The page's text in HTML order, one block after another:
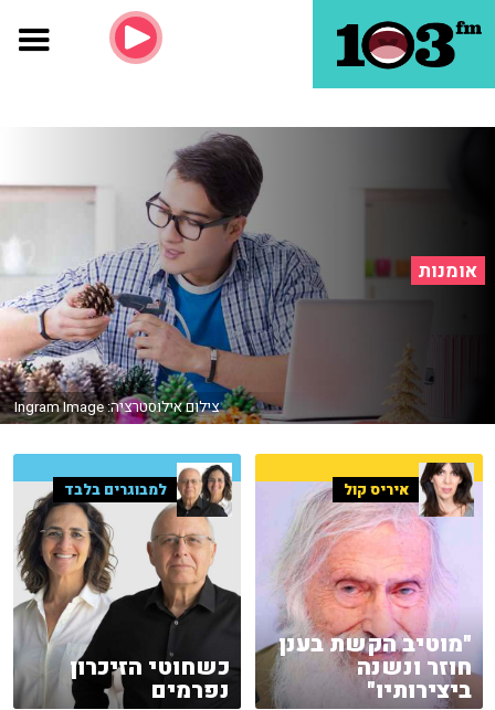
אומנות
צילום אילוסטרציה: Ingram Image
איריס קול
"מוטיב הקשת בענן
חוזר ונשנה
ביצירותיו"
למבוגרים בלבד
כשחוטי הזיכרון
נפרמים